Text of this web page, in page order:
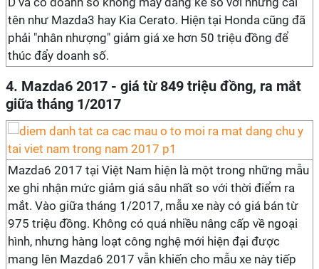
tên như Mazda3 hay Kia Cerato. Hiện tại Honda cũng đã
phải "nhân nhượng" giảm giá xe hơn 50 triệu đồng để
thúc đẩy doanh số.
4. Mazda6 2017 - giá từ 849 triệu đồng, ra mắt
giữa tháng 1/2017
Mazda6 2017 tại Việt Nam hiện là một trong những mẫu
xe ghi nhận mức giảm giá sâu nhất so với thời điểm ra
mắt. Vào giữa tháng 1/2017, mẫu xe này có giá bán từ
975 triệu đồng. Không có quá nhiều nâng cấp về ngoại
hình, nhưng hàng loạt công nghệ mới hiện đại được
mang lên Mazda6 2017 vẫn khiến cho mẫu xe này tiếp